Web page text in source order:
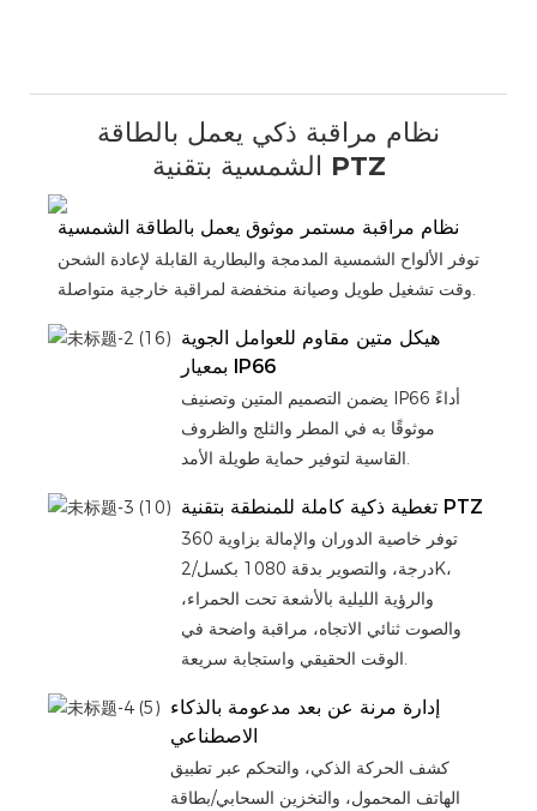
نظام مراقبة ذكي يعمل بالطاقة
الشمسية بتقنية PTZ
نظام مراقبة مستمر موثوق يعمل بالطاقة الشمسية
توفر الألواح الشمسية المدمجة والبطارية القابلة لإعادة الشحن
وقت تشغيل طويل وصيانة منخفضة لمراقبة خارجية متواصلة.
هيكل متين مقاوم للعوامل الجوية
بمعيار IP66
يضمن التصميم المتين وتصنيف IP66 أداءً
موثوقًا به في المطر والثلج والظروف
القاسية لتوفير حماية طويلة الأمد.
تغطية ذكية كاملة للمنطقة بتقنية PTZ
توفر خاصية الدوران والإمالة بزاوية 360
درجة، والتصوير بدقة 1080 بكسل/2K،
والرؤية الليلية بالأشعة تحت الحمراء،
والصوت ثنائي الاتجاه، مراقبة واضحة في
الوقت الحقيقي واستجابة سريعة.
إدارة مرنة عن بعد مدعومة بالذكاء
الاصطناعي
كشف الحركة الذكي، والتحكم عبر تطبيق
الهاتف المحمول، والتخزين السحابي/بطاقة